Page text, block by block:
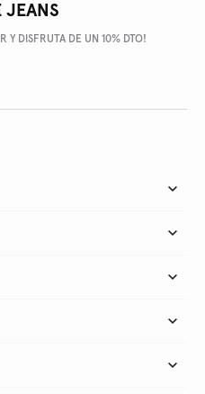
JEANS
Y DISFRUTA DE UN 10% DTO!